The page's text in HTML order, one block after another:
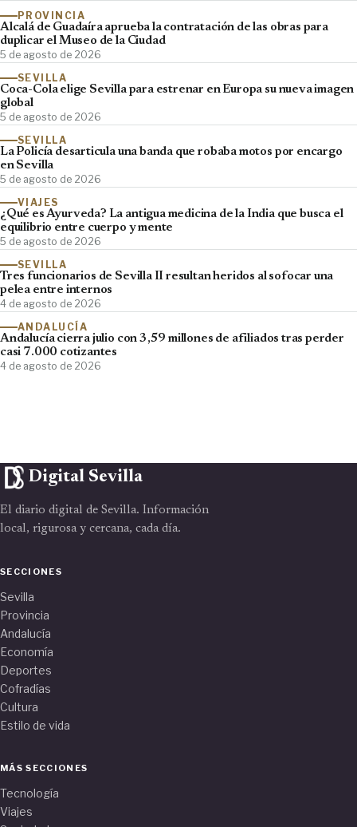
PROVINCIA
Alcalá de Guadaíra aprueba la contratación de las obras para
duplicar el Museo de la Ciudad
5 de agosto de 2026
SEVILLA
Coca-Cola elige Sevilla para estrenar en Europa su nueva imagen
global
5 de agosto de 2026
SEVILLA
La Policía desarticula una banda que robaba motos por encargo
en Sevilla
5 de agosto de 2026
VIAJES
¿Qué es Ayurveda? La antigua medicina de la India que busca el
equilibrio entre cuerpo y mente
5 de agosto de 2026
SEVILLA
Tres funcionarios de Sevilla II resultan heridos al sofocar una
pelea entre internos
4 de agosto de 2026
ANDALUCÍA
Andalucía cierra julio con 3,59 millones de afiliados tras perder
casi 7.000 cotizantes
4 de agosto de 2026
Digital Sevilla
El diario digital de Sevilla. Información
local, rigurosa y cercana, cada día.
SECCIONES
Sevilla
Provincia
Andalucía
Economía
Deportes
Cofradías
Cultura
Estilo de vida
MÁS SECCIONES
Tecnología
Viajes